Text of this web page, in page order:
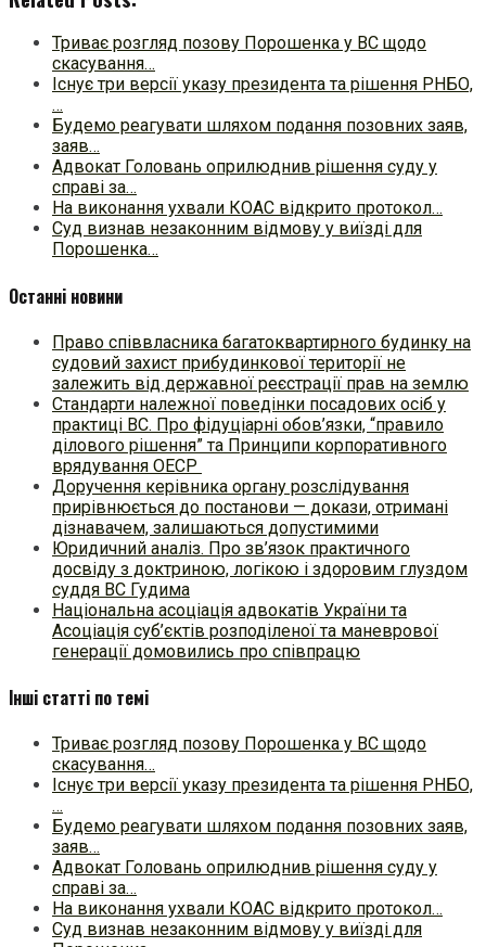
Триває розгляд позову Порошенка у ВС щодо
скасування…
Існує три версії указу президента та рішення РНБО,
…
Будемо реагувати шляхом подання позовних заяв,
заяв…
Адвокат Головань оприлюднив рішення суду у
справі за…
На виконання ухвали КОАС відкрито протокол…
Суд визнав незаконним відмову у виїзді для
Порошенка…
Останні новини
Право співвласника багатоквартирного будинку на
судовий захист прибудинкової території не
залежить від державної реєстрації прав на землю
Стандарти належної поведінки посадових осіб у
практиці ВC. Про фідуціарні обов’язки, “правило
ділового рішення” та Принципи корпоративного
врядування ОЕСР
Доручення керівника органу розслідування
прирівнюється до постанови — докази, отримані
дізнавачем, залишаються допустимими
Юридичний аналіз. Про зв’язок практичного
досвіду з доктриною, логікою і здоровим глуздом
суддя ВС Гудима
Національна асоціація адвокатів України та
Асоціація суб’єктів розподіленої та маневрової
генерації домовились про співпрацю
Інші статті по темі
Триває розгляд позову Порошенка у ВС щодо
скасування…
Існує три версії указу президента та рішення РНБО,
…
Будемо реагувати шляхом подання позовних заяв,
заяв…
Адвокат Головань оприлюднив рішення суду у
справі за…
На виконання ухвали КОАС відкрито протокол…
Суд визнав незаконним відмову у виїзді для